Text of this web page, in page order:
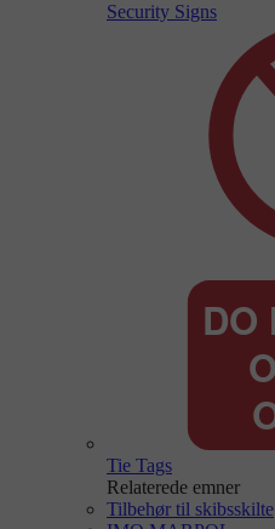
Security Signs
Tie Tags
Relaterede emner
Tilbehør til skibsskilte